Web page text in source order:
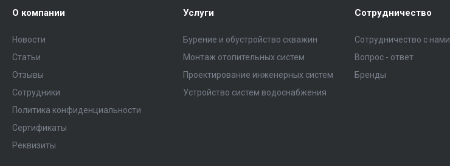
О компании
Новости
Статьи
Отзывы
Сотрудники
Политика конфиденциальности
Сертификаты
Реквизиты
Услуги
Бурение и обустройство скважин
Монтаж отопительных систем
Проектирование инженерных систем
Устройство систем водоснабжения
Сотрудничество
Сотрудничество с нами
Вопрос - ответ
Бренды